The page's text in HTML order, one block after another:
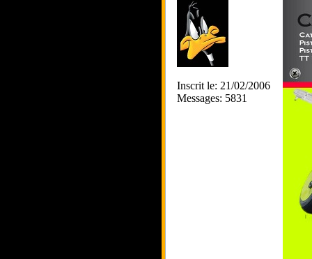
Inscrit le: 21/02/2006
Messages: 5831